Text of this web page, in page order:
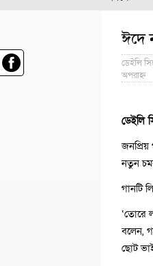
ঈদে
ডেইলি
অপরাহ্ন
ডেইলি
নতুন
গানটি
‘তোরে
বলেন,
ছোট